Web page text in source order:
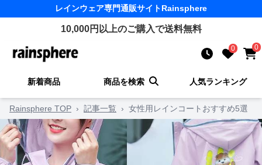
レインウェア専門通販サイトRainsphere
10,000円以上のご購入で送料無料
0 0
新着商品 商品を検索 人気ランキング
Rainsphere TOP › 記事一覧 › 女性用レインコートおすすめ5選